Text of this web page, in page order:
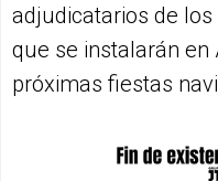
adjudicatarios de
que se instalarán
próximas fiestas